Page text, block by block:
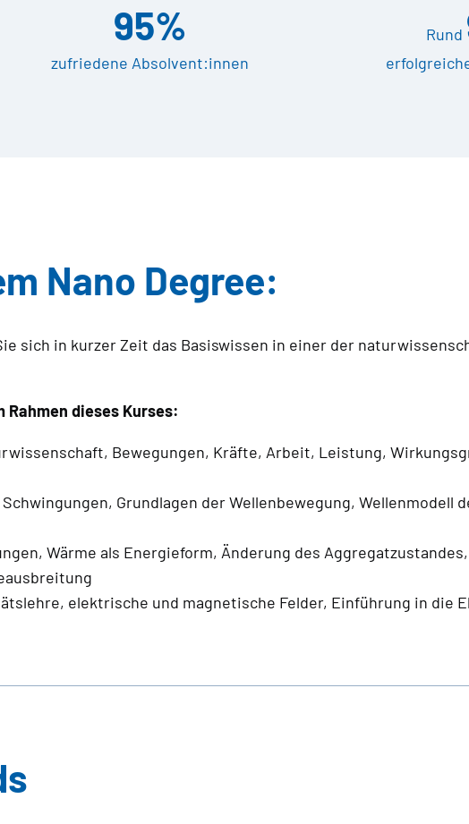
95%
zufriedene Absolvent:innen
Rund
Nano Degree:
sich in kurzer Zeit das Basiswissen in einer der
Rahmen dieses Kurses:
Bewegungen, Kräfte, Arbeit, Leistung,
Grundlagen der Wellenbewegung, Wellenmodell
Wärme als Energieform, Änderung des Aggregatzustandes,
elektrische und magnetische Felder, Einführung in die